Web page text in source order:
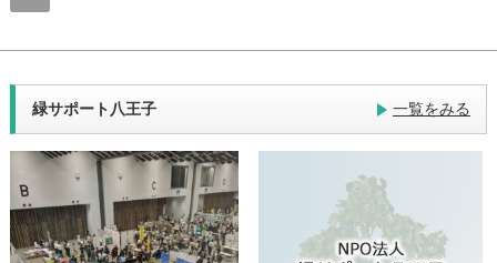
緑サポート八王子 一覧をみる